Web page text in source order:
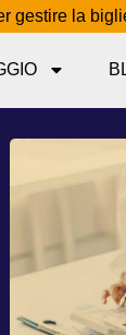
gestire la